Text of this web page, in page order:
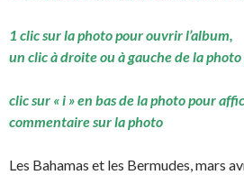
1 clic sur la photo pour ouvrir l’album,
un clic à droite ou à gauche de la
clic sur « i » en bas de la photo pour
commentaire sur la photo
Les Bahamas et les Bermudes, mars